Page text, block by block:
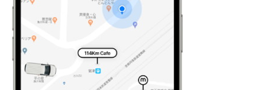
建設×テクノロジーの最前線
ちょっと気になるネットの話題